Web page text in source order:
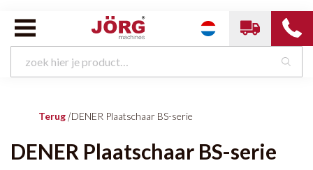
Terug |DENER Plaatschaar BS-serie
DENER Plaatschaar BS-serie